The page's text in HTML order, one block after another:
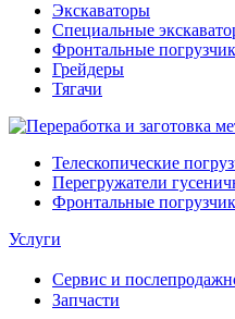
Экскаваторы
Специальные
Фронтальные
Грейдеры
Тягачи
Телескопические
Перегружатели
Фронтальные
Услуги
Сервис и
Запчасти